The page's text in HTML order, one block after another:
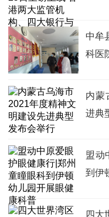
中牟
科医
内蒙
进典
盟动
到伊
四大